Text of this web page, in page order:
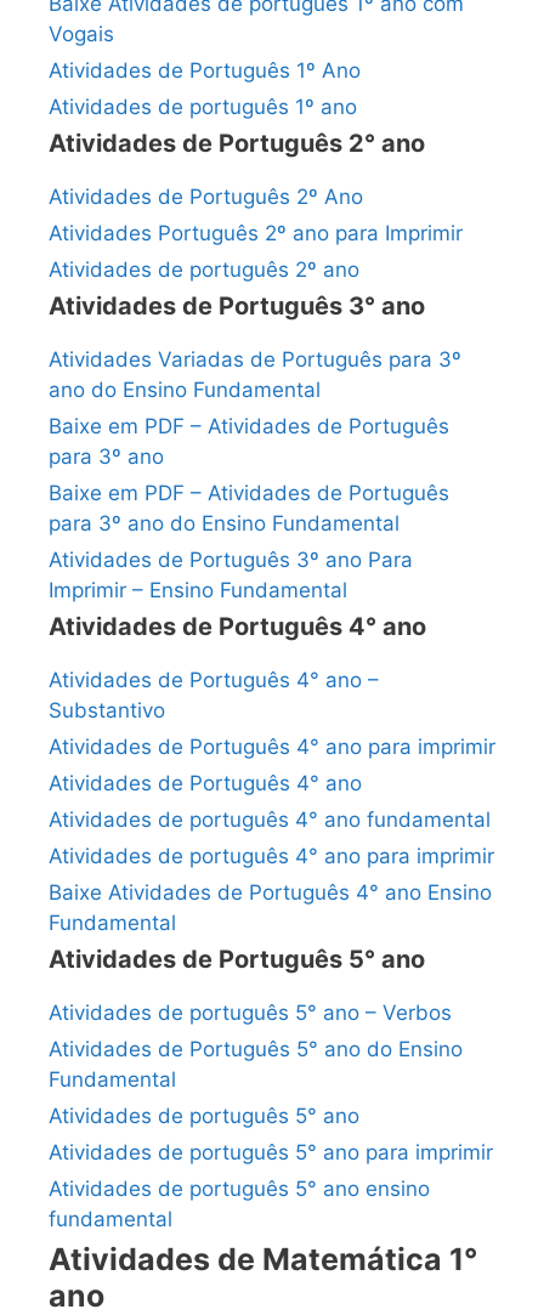
Vogais
Atividades de Português 1º Ano
Atividades de português 1º ano
Atividades de Português 2° ano
Atividades de Português 2º Ano
Atividades Português 2º ano para Imprimir
Atividades de português 2º ano
Atividades de Português 3° ano
Atividades Variadas de Português para 3º
ano do Ensino Fundamental
Baixe em PDF – Atividades de Português
para 3º ano
Baixe em PDF – Atividades de Português
para 3º ano do Ensino Fundamental
Atividades de Português 3º ano Para
Imprimir – Ensino Fundamental
Atividades de Português 4° ano
Atividades de Português 4° ano –
Substantivo
Atividades de Português 4° ano para imprimir
Atividades de Português 4° ano
Atividades de português 4° ano fundamental
Atividades de português 4° ano para imprimir
Baixe Atividades de Português 4° ano Ensino
Fundamental
Atividades de Português 5° ano
Atividades de português 5° ano – Verbos
Atividades de Português 5° ano do Ensino
Fundamental
Atividades de português 5° ano
Atividades de português 5° ano para imprimir
Atividades de português 5° ano ensino
fundamental
Atividades de Matemática 1°
ano